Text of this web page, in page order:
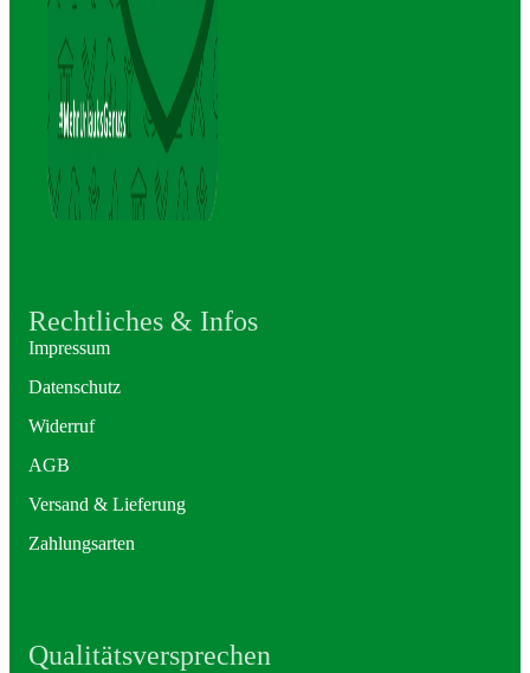
Rechtliches & Infos
Impressum
Datenschutz
Widerruf
AGB
Versand & Lieferung
Zahlungsarten
Qualitätsversprechen